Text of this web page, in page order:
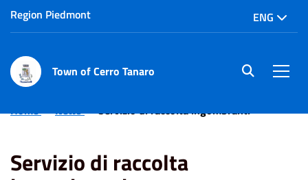
Region Piedmont ENG
Town of Cerro Tanaro site.searc
Home News Servizio di raccolta ingombranti
Servizio di raccolta